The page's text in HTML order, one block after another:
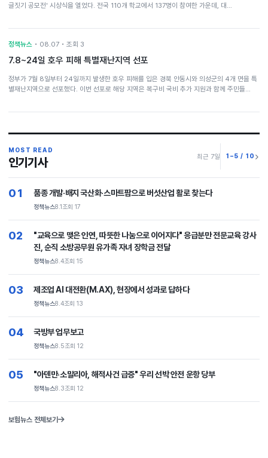
글짓기 공모전' 시상식을 열었다. 전국 110개 학교에서 137명이 참여한 가운데, 대…
정책뉴스 • 08.07 • 조회 3
7.8~24일 호우 피해 특별재난지역 선포
정부가 7월 8일부터 24일까지 발생한 호우 피해를 입은 경북 안동시와 의성군의 4개 면을 특
별재난지역으로 선포했다. 이번 선포로 해당 지역은 복구비 국비 추가 지원과 함께 주민들…
MOST READ
인기기사 최근 7일 1–5 / 10
01 품종 개발·배지 국산화·스마트팜으로 버섯산업 활로 찾는다
정책뉴스8.1조회 17
02
"교육으로 맺은 인연, 따뜻한 나눔으로 이어지다" 응급분만 전문교육 강사
진, 순직 소방공무원 유가족 자녀 장학금 전달
정책뉴스8.4조회 15
03 제조업 AI 대전환(M.AX), 현장에서 성과로 답하다
정책뉴스8.4조회 13
04 국방부 업무보고
정책뉴스8.5조회 12
05 "아덴만·소말리아, 해적사건 급증" 우리 선박 안전 운항 당부
정책뉴스8.3조회 12
보험뉴스 전체보기